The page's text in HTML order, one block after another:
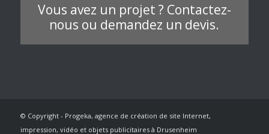
Vous avez un projet ? Contactez-
nous ou demandez un devis.
© Copyright - Progeka, agence de création de site Internet,
impression, vidéo et objets publicitaires à Drusenheim